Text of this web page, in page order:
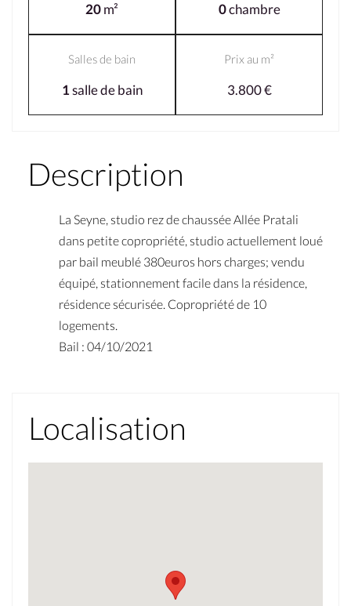
20m² 0chambre
Salles de bain
1salle de bain
Prix au m²
3.800 €
Description
La Seyne, studio rez de chaussée Allée Pratali
dans petite copropriété, studio actuellement loué
par bail meublé 380euros hors charges; vendu
équipé, stationnement facile dans la résidence,
résidence sécurisée. Copropriété de 10
logements.
Bail : 04/10/2021
Localisation